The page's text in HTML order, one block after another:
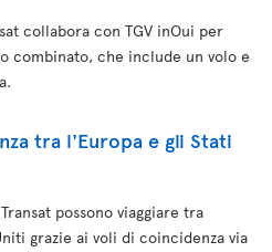
collabora con TGV inOui per
combinato, che include un volo e
tra l'Europa e gli Stati
possono viaggiare tra
grazie ai voli di coincidenza via